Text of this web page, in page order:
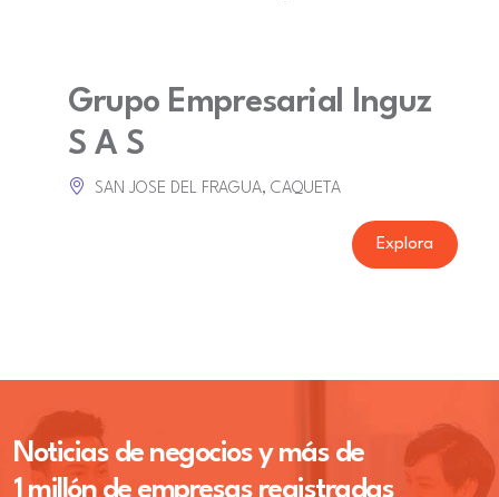
Grupo Empresarial Inguz
S A S
SAN JOSE DEL FRAGUA, CAQUETA
Explora
Noticias de negocios y más de
1 millón de empresas registradas